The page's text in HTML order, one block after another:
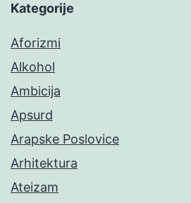
Kategorije
Aforizmi
Alkohol
Ambicija
Apsurd
Arapske Poslovice
Arhitektura
Ateizam